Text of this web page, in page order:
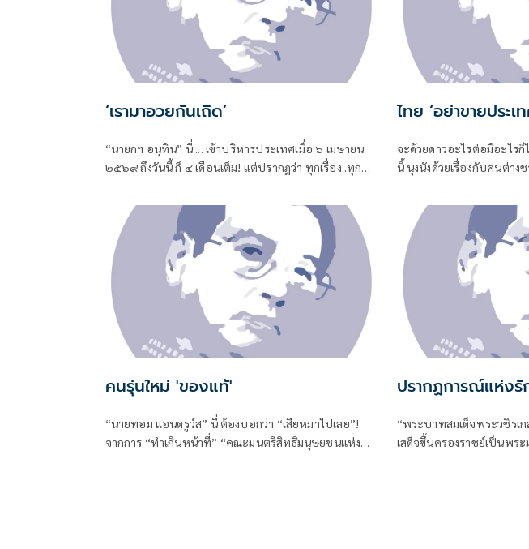
‘เรามาอวยกันเถิด’
“นายกฯ อนุทิน” นี่.... เข้าบริหารประเทศเมื่อ ๖ เมษายน
๒๕๖๙ ถึงวันนี้ ก็ ๔ เดือนเต็ม! แต่ปรากฏว่า ทุกเรื่อง..ทุก
ไทย ‘อย่าขายประเท
จะด้วยดาวอะไรต่อมิอะไร
นี้ นุงนังด้วยเรื่องกับคนต่าง
คนรุ่นใหม่ 'ของแท้'
“นายทอม แอนดรูว์ส” นี่ ต้องบอกว่า “เสียหมาไปเลย”!
จากการ “ทำเกินหน้าที่” “คณะมนตรีสิทธิมนุษยชนแห่ง
ปรากฏการณ์แห่งรั
“พระบาทสมเด็จพระวชิรเ
เสด็จขึ้นครองราชย์เป็นพร